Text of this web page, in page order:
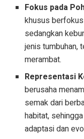
Fokus pada
khusus
sedangkan
jenis tumbuhan,
merambat.
Representasi
berusaha
semak dari
habitat,
adaptasi dan